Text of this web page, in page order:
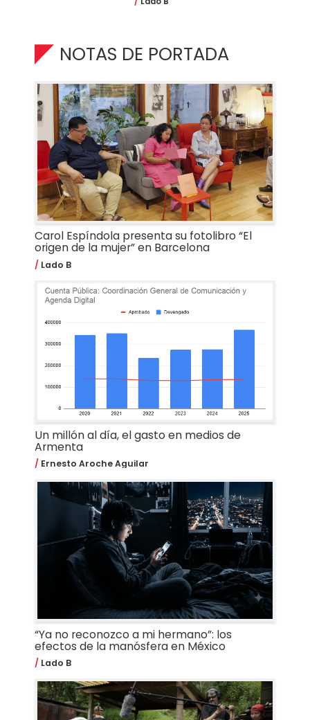
NOTAS DE PORTADA
Carol Espíndola presenta su fotolibro “El
origen de la mujer” en Barcelona
Lado B
Un millón al día, el gasto en medios de
Armenta
Ernesto Aroche Aguilar
“Ya no reconozco a mi hermano”: los
efectos de la manósfera en México
Lado B